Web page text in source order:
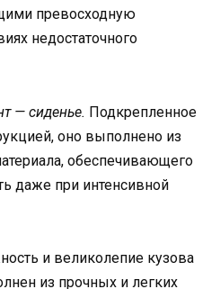
превосходную
недостаточного
— сиденье. Подкрепленное
оно выполнено из
обеспечивающего
даже при интенсивной
и великолепие кузова
из прочных и легких